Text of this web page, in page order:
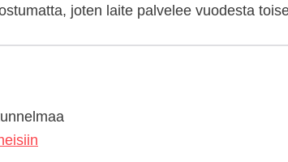
joten laite palvelee vuodesta